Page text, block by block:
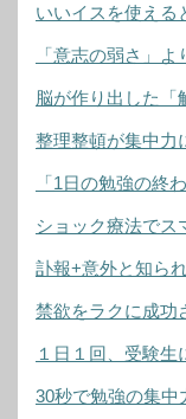
いいイスを使える
「意志の弱さ」
脳が作り出した「
整理整頓が集中力
「1日の勉強の終
ショック療法でス
訃報+意外と知ら
禁欲をラクに成功
１日１回、受験
30秒で勉強の集中